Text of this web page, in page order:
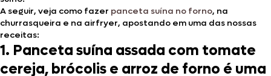
A seguir, veja como fazer panceta suína no forno, na
churrasqueira e na airfryer, apostando em uma das nossas
receitas:
1. Panceta suína assada com tomate
cereja, brócolis e arroz de forno é uma